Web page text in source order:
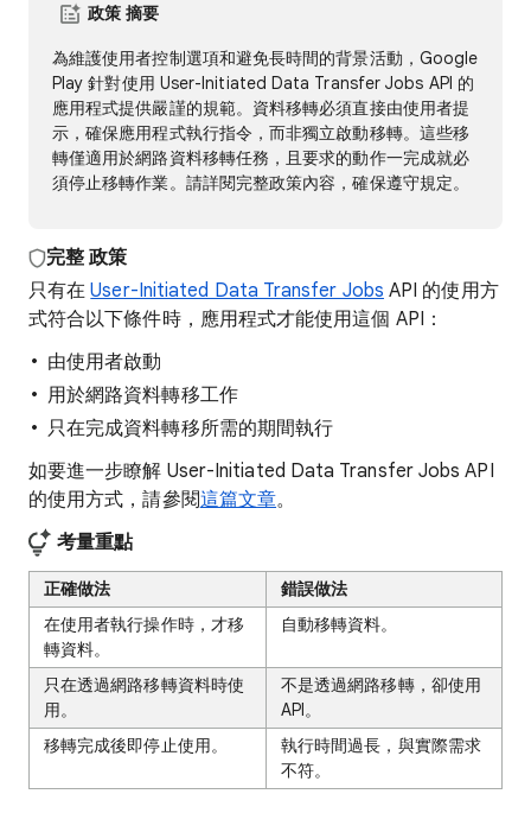
政策 摘要
為維護使用者控制選項和避免長時間的背景活動，Google
Play 針對使用 User-Initiated Data Transfer Jobs API 的
應用程式提供嚴謹的規範。資料移轉必須直接由使用者提
示，確保應用程式執行指令，而非獨立啟動移轉。這些移
轉僅適用於網路資料移轉任務，且要求的動作一完成就必
須停止移轉作業。請詳閱完整政策內容，確保遵守規定。
完整 政策
只有在User-Initiated Data Transfer Jobs API 的使用方
式符合以下條件時，應用程式才能使用這個 API：
由使用者啟動
用於網路資料轉移工作
只在完成資料轉移所需的期間執行
如要進一步瞭解 User-Initiated Data Transfer Jobs API
的使用方式，請參閱這篇文章。
考量重點
正確做法
錯誤做法
在使用者執行操作時，才移
轉資料。
自動移轉資料。
只在透過網路移轉資料時使
用。
不是透過網路移轉，卻使用
API。
移轉完成後即停止使用。
執行時間過長，與實際需求
不符。